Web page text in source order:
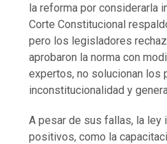
la reforma por considerarla
Corte Constitucional
pero los legisladores
aprobaron la norma con
expertos, no solucionan los
inconstitucionalidad y
A pesar de sus fallas, la ley
positivos, como la